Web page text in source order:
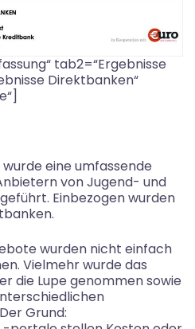
tab2=“Ergebnisse
Direktbanken“
eine umfassende
von Jugend- und
Einbezogen wurden
wurden nicht einfach
Vielmehr wurde das
die Lupe genommen sowie
Grund: